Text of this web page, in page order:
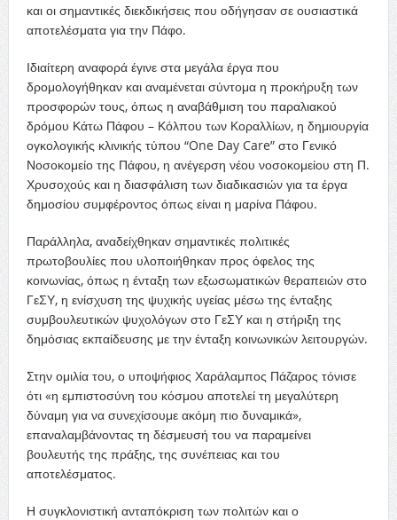
και οι σημαντικές διεκδικήσεις που οδήγησαν σε ουσιαστικά
αποτελέσματα για την Πάφο.
Ιδιαίτερη αναφορά έγινε στα μεγάλα έργα που
δρομολογήθηκαν και αναμένεται σύντομα η προκήρυξη των
προσφορών τους, όπως η αναβάθμιση του παραλιακού
δρόμου Κάτω Πάφου – Κόλπου των Κοραλλίων, η δημιουργία
ογκολογικής κλινικής τύπου “One Day Care” στο Γενικό
Νοσοκομείο της Πάφου, η ανέγερση νέου νοσοκομείου στη Π.
Χρυσοχούς και η διασφάλιση των διαδικασιών για τα έργα
δημοσίου συμφέροντος όπως είναι η μαρίνα Πάφου.
Παράλληλα, αναδείχθηκαν σημαντικές πολιτικές
πρωτοβουλίες που υλοποιήθηκαν προς όφελος της
κοινωνίας, όπως η ένταξη των εξωσωματικών θεραπειών στο
ΓεΣΥ, η ενίσχυση της ψυχικής υγείας μέσω της ένταξης
συμβουλευτικών ψυχολόγων στο ΓεΣΥ και η στήριξη της
δημόσιας εκπαίδευσης με την ένταξη κοινωνικών λειτουργών.
Στην ομιλία του, ο υποψήφιος Χαράλαμπος Πάζαρος τόνισε
ότι «η εμπιστοσύνη του κόσμου αποτελεί τη μεγαλύτερη
δύναμη για να συνεχίσουμε ακόμη πιο δυναμικά»,
επαναλαμβάνοντας τη δέσμευσή του να παραμείνει
βουλευτής της πράξης, της συνέπειας και του
αποτελέσματος.
Η συγκλονιστική ανταπόκριση των πολιτών και ο